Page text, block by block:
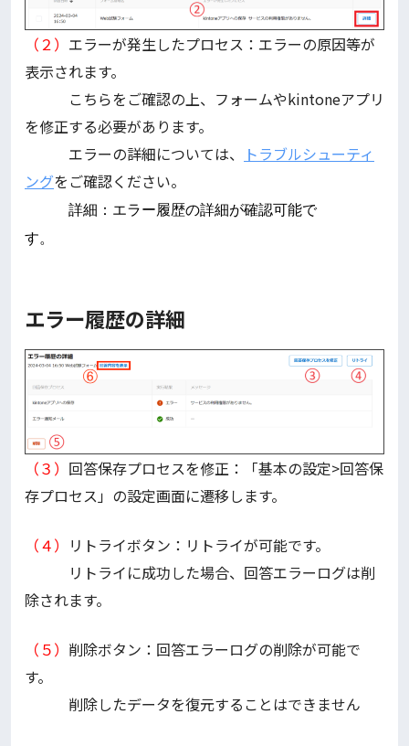
（２） エラーが発生したプロセス：エラーの原因等が
表示されます。
こちらをご確認の上、フォームやkintoneアプリ
を修正する必要があります。
エラーの詳細については、
トラブルシューティ
ングをご確認ください。
詳細：エラー履歴の詳細が確認可能で
す。
エラー履歴の詳細
（３） 回答保存プロセスを修正：「基本の設定>回答保
存プロセス」の設定画面に遷移します。
（４） リトライボタン：リトライが可能です。
リトライに成功した場合、回答エラーログは削
除されます。
（５） 削除ボタン：回答エラーログの削除が可能で
す。
削除したデータを復元することはできません